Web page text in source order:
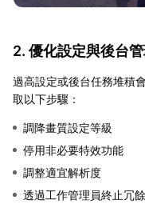
2. 優化設定與後台
過高設定或後台任務堆積
取以下步驟：
調降畫質設定等級
停用非必要特效功能
調整適宜解析度
透過工作管理員終止冗